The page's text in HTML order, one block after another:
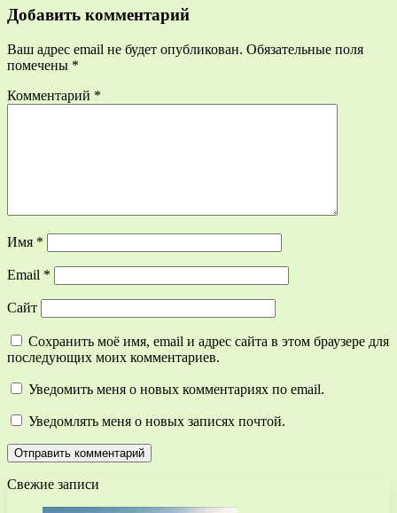
Добавить комментарий
Ваш адрес email не будет опубликован. Обязательные поля
помечены *
Комментарий *
Имя *
Email *
Сайт
Сохранить моё имя, email и адрес сайта в этом браузере для
последующих моих комментариев.
Уведомить меня о новых комментариях по email.
Уведомлять меня о новых записях почтой.
Свежие записи